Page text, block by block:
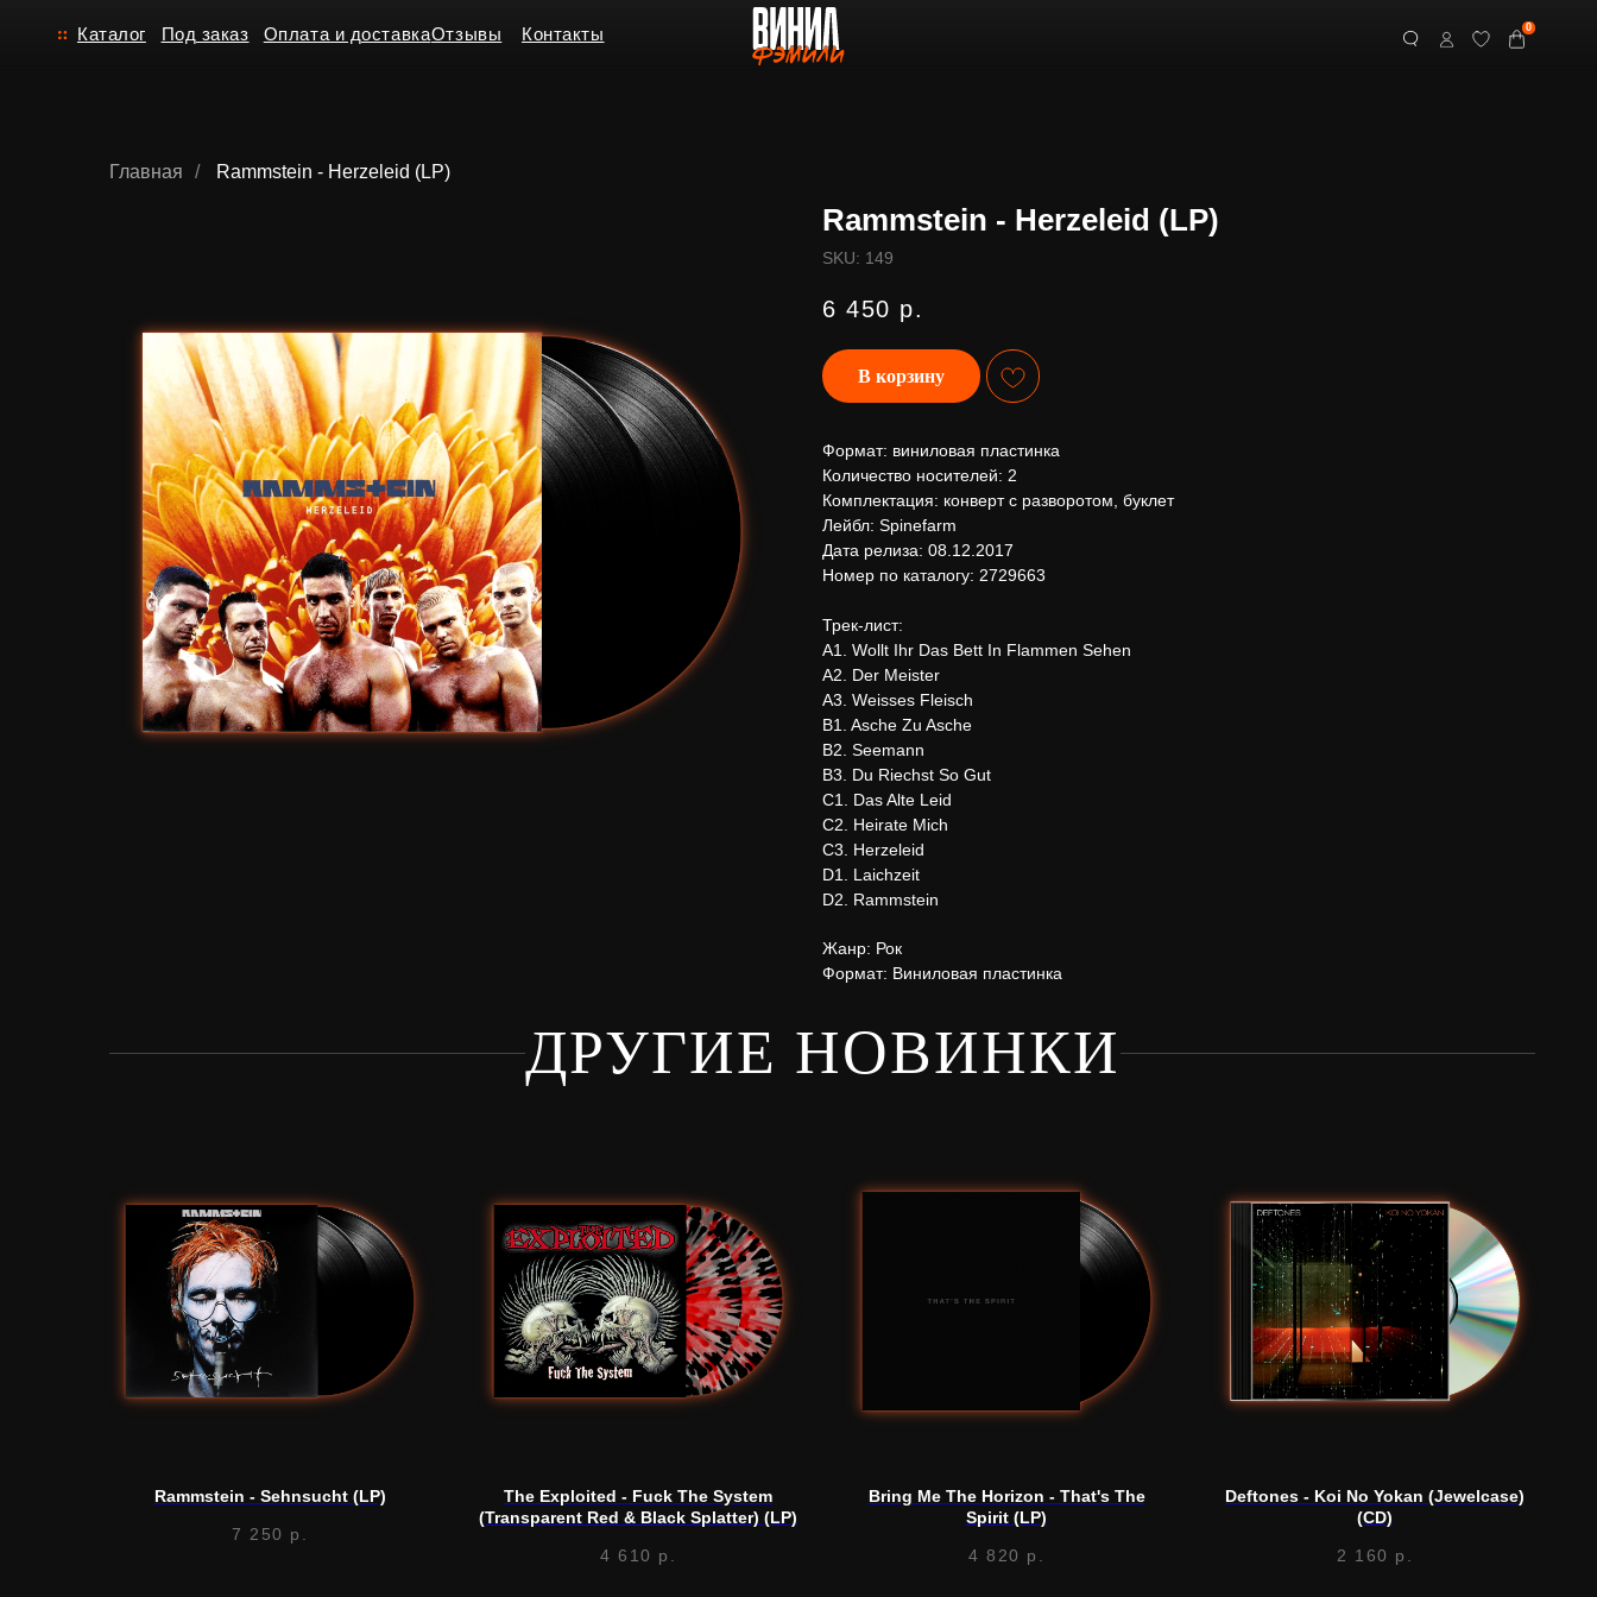
Отзывы Контакты
Каталог Под заказ Оплата и доставка
Главная / Rammstein - Herzeleid (LP)
Rammstein - Herzeleid (LP)
SKU: 149
6 450 р.
В корзину
Формат: виниловая пластинка
Количество носителей: 2
Комплектация: конверт с разворотом, буклет
Лейбл: Spinefarm
Дата релиза: 08.12.2017
Номер по каталогу: 2729663
Трек-лист:
A1. Wollt Ihr Das Bett In Flammen Sehen
A2. Der Meister
A3. Weisses Fleisch
B1. Asche Zu Asche
B2. Seemann
B3. Du Riechst So Gut
C1. Das Alte Leid
C2. Heirate Mich
C3. Herzeleid
D1. Laichzeit
D2. Rammstein
Жанр: Рок
Формат: Виниловая пластинка
ДРУГИЕ НОВИНКИ
Rammstein - Sehnsucht (LP)
7 250 р.
The Exploited - Fuck The System
(Transparent Red & Black Splatter) (LP)
4 610 р.
Bring Me The Horizon - That's The
Spirit (LP)
4 820 р.
Deftones - Koi No Yokan (Jewelcase)
(CD)
2 160 р.